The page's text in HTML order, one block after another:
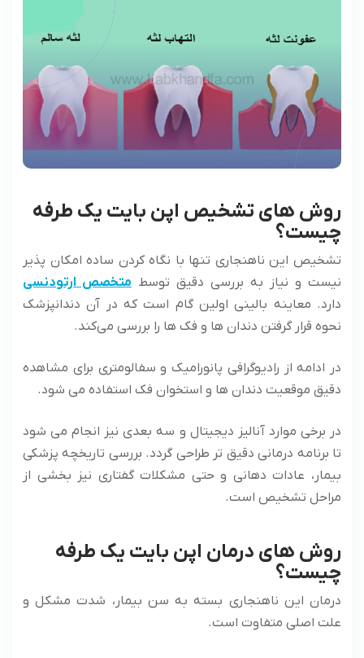
روش های تشخیص اپن بایت یک طرفه
چیست؟
تشخیص این ناهنجاری تنها با نگاه کردن ساده امکان پذیر
نیست و نیاز به بررسی دقیق توسط متخصص ارتودنسی
دارد. معاینه بالینی اولین گام است که در آن دندانپزشک
نحوه قرار گرفتن دندان ها و فک ها را بررسی می‌کند.
در ادامه از رادیوگرافی پانورامیک و سفالومتری برای مشاهده
دقیق موقعیت دندان ها و استخوان فک استفاده می ‌شود.
در برخی موارد آنالیز دیجیتال و سه بعدی نیز انجام می ‌شود
تا برنامه درمانی دقیق تر طراحی گردد. بررسی تاریخچه پزشکی
بیمار، عادات دهانی و حتی مشکلات گفتاری نیز بخشی از
مراحل تشخیص است.
روش های درمان اپن بایت یک طرفه
چیست؟
درمان این ناهنجاری بسته به سن بیمار، شدت مشکل و
علت اصلی متفاوت است.